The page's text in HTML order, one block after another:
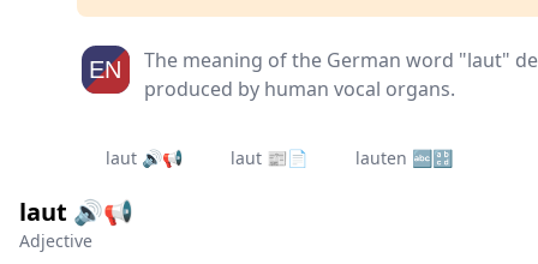
The meaning of the German word "laut"
produced by human vocal organs.
laut 🔊📢 laut 📰📄 lauten 🔤🔡
laut 🔊📢
Adjective